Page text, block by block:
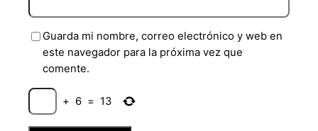
Guarda mi nombre, correo electrónico y web en
este navegador para la próxima vez que
comente.
+ 6 = 13